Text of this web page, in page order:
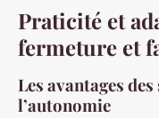
Praticité et
fermeture et
Les avantages
l’autonomie